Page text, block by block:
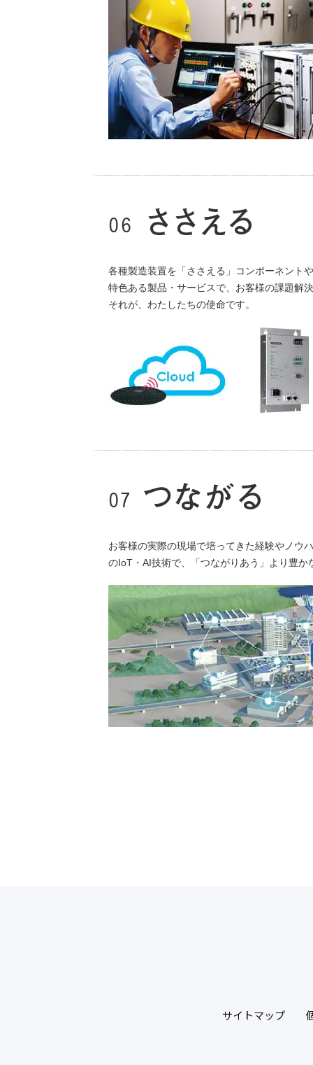
各種製造装置を「ささえる」コンポーネント
特色ある製品・サービスで、お客様の課題解
それが、わたしたちの使命です。
お客様の実際の現場で培ってきた経験やノウ
のIoT・AI技術で、「つながりあう」より豊か
サイトマップ